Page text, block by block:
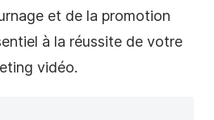
et de la promotion
à la réussite de votre
vidéo.